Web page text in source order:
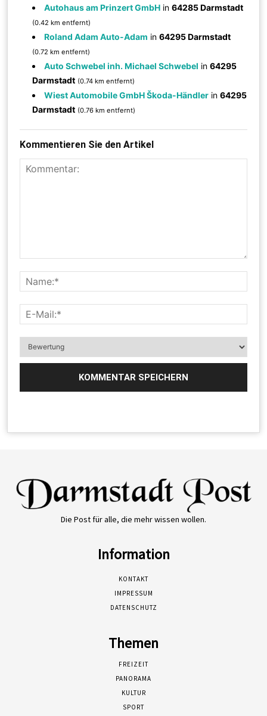
Autohaus am Prinzert GmbH in64285 Darmstadt
(0.42 km entfernt)
Roland Adam Auto-Adam in64295 Darmstadt
(0.72 km entfernt)
Auto Schwebel inh. Michael Schwebel in64295
Darmstadt (0.74 km entfernt)
Wiest Automobile GmbH Škoda-Händler in64295
Darmstadt (0.76 km entfernt)
Kommentieren Sie den Artikel
Die Post für alle, die mehr wissen wollen.
Information
KONTAKT
IMPRESSUM
DATENSCHUTZ
Themen
FREIZEIT
PANORAMA
KULTUR
SPORT